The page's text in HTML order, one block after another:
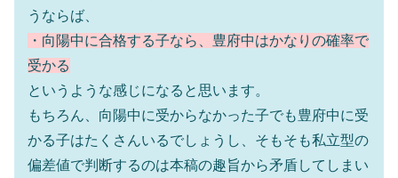
うならば、
・向陽中に合格する子なら、豊府中はかなりの確率で
受かる
というような感じになると思います。
もちろん、向陽中に受からなかった子でも豊府中に受
かる子はたくさんいるでしょうし、そもそも私立型の
偏差値で判断するのは本稿の趣旨から矛盾してしまい